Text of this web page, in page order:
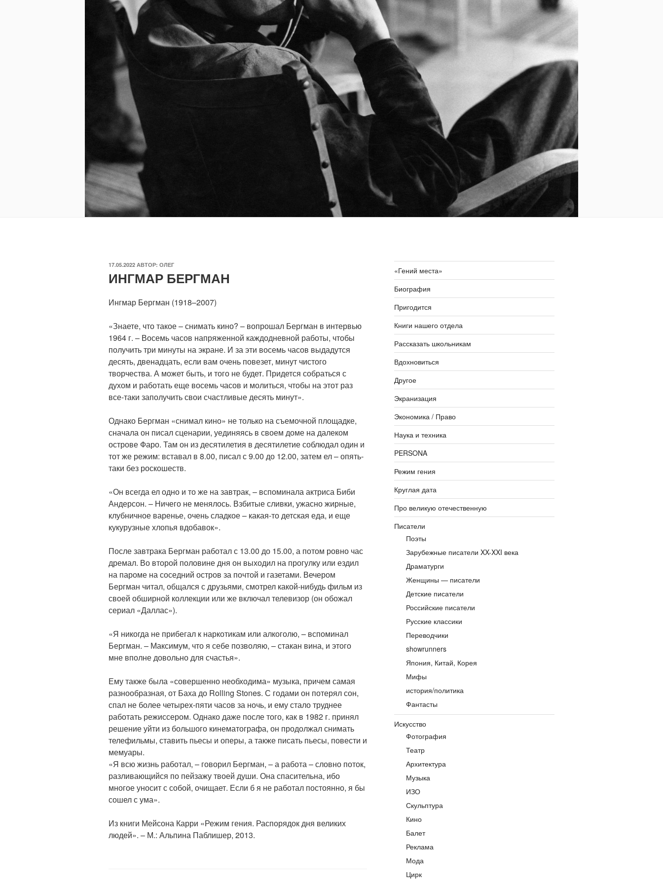
ОПУБЛИКОВАНО
17.05.2022 АВТОР: ОЛЕГ
ИНГМАР БЕРГМАН
Ингмар Бергман (1918–2007)
«Знаете, что такое – снимать кино? – вопрошал Бергман в интервью
1964 г. – Восемь часов напряженной каждодневной работы, чтобы
получить три минуты на экране. И за эти восемь часов выдадутся
десять, двенадцать, если вам очень повезет, минут чистого
творчества. А может быть, и того не будет. Придется собраться с
духом и работать еще восемь часов и молиться, чтобы на этот раз
все-таки заполучить свои счастливые десять минут».
Однако Бергман «снимал кино» не только на съемочной площадке,
сначала он писал сценарии, уединяясь в своем доме на далеком
острове Фаро. Там он из десятилетия в десятилетие соблюдал один и
тот же режим: вставал в 8.00, писал с 9.00 до 12.00, затем ел – опять-
таки без роскошеств.
«Он всегда ел одно и то же на завтрак, – вспоминала актриса Биби
Андерсон. – Ничего не менялось. Взбитые сливки, ужасно жирные,
клубничное варенье, очень сладкое – какая-то детская еда, и еще
кукурузные хлопья вдобавок».
После завтрака Бергман работал с 13.00 до 15.00, а потом ровно час
дремал. Во второй половине дня он выходил на прогулку или ездил
на пароме на соседний остров за почтой и газетами. Вечером
Бергман читал, общался с друзьями, смотрел какой-нибудь фильм из
своей обширной коллекции или же включал телевизор (он обожал
сериал «Даллас»).
«Я никогда не прибегал к наркотикам или алкоголю, – вспоминал
Бергман. – Максимум, что я себе позволяю, – стакан вина, и этого
мне вполне довольно для счастья».
Ему также была «совершенно необходима» музыка, причем самая
разнообразная, от Баха до Rolling Stones. С годами он потерял сон,
спал не более четырех-пяти часов за ночь, и ему стало труднее
работать режиссером. Однако даже после того, как в 1982 г. принял
решение уйти из большого кинематографа, он продолжал снимать
телефильмы, ставить пьесы и оперы, а также писать пьесы, повести и
мемуары.
«Я всю жизнь работал, – говорил Бергман, – а работа – словно поток,
разливающийся по пейзажу твоей души. Она спасительна, ибо
многое уносит с собой, очищает. Если б я не работал постоянно, я бы
сошел с ума».
Из книги Мейсона Карри «Режим гения. Распорядок дня великих
людей». – М.: Альпина Паблишер, 2013.
«Гений места»
Биография
Пригодится
Книги нашего отдела
Рассказать школьникам
Вдохновиться
Другое
Экранизация
Экономика / Право
Наука и техника
PERSONA
Режим гения
Круглая дата
Про великую отечественную
Писатели
Поэты
Зарубежные писатели XX-XXI века
Драматурги
Женщины — писатели
Детские писатели
Российские писатели
Русские классики
Переводчики
showrunners
Япония, Китай, Корея
Мифы
история/политика
Фантасты
Искусство
Фотография
Театр
Архитектура
Музыка
ИЗО
Скульптура
Кино
Балет
Реклама
Мода
Цирк